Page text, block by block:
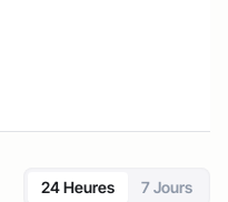
24 Heures 7 Jours